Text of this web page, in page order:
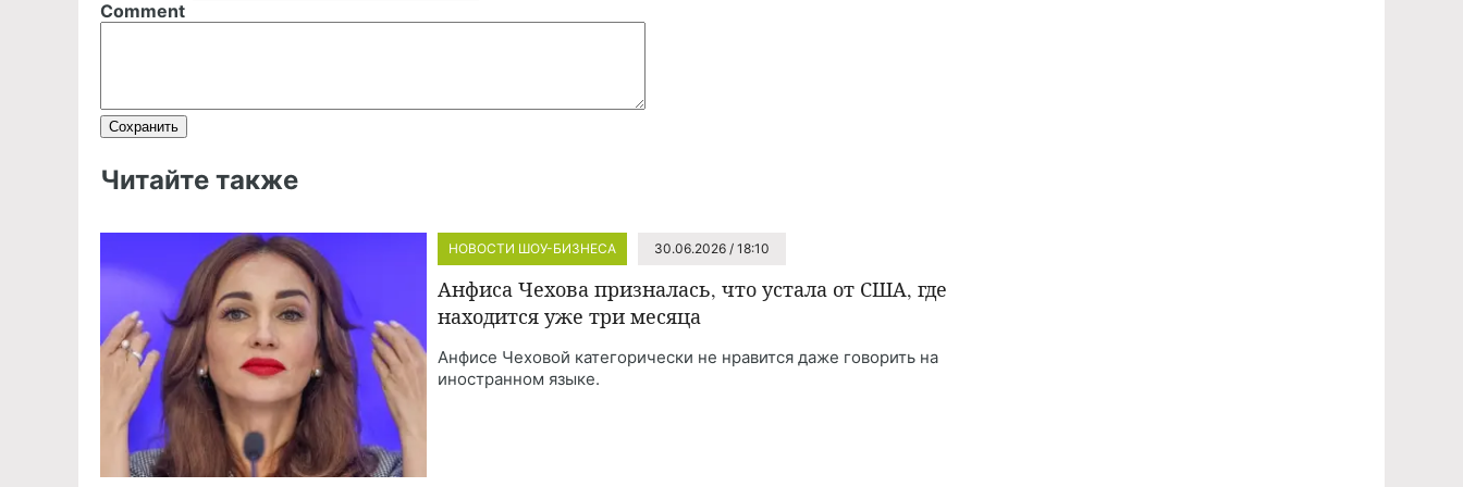
Comment
Читайте также
НОВОСТИ ШОУ-БИЗНЕСА 30.06.2026 / 18:10
Анфиса Чехова призналась, что устала от США, где
находится уже три месяца
Анфисе Чеховой категорически не нравится даже говорить на
иностранном языке.